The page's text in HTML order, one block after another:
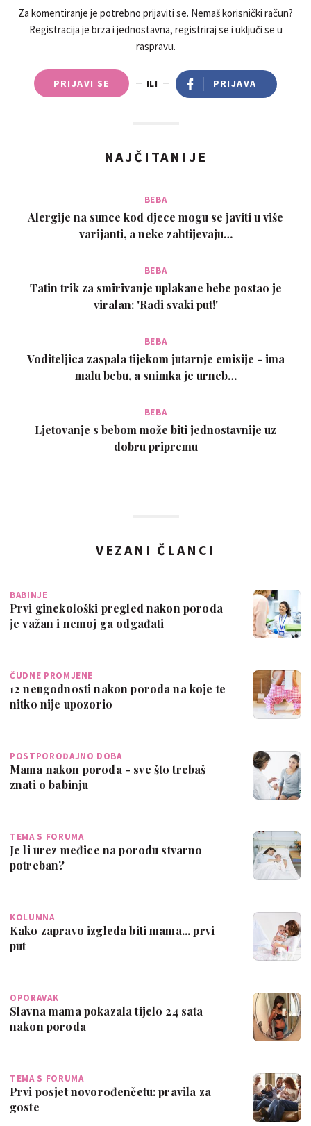
Za komentiranje je potrebno prijaviti se. Nemaš korisnički račun?
Registracija je brza i jednostavna, registriraj se i uključi se u
raspravu.
PRIJAVI SE ILI PRIJAVA
NAJČITANIJE
BEBA
Alergije na sunce kod djece mogu se javiti u više
varijanti, a neke zahtijevaju…
BEBA
Tatin trik za smirivanje uplakane bebe postao je
viralan: 'Radi svaki put!'
BEBA
Voditeljica zaspala tijekom jutarnje emisije - ima
malu bebu, a snimka je urneb…
BEBA
Ljetovanje s bebom može biti jednostavnije uz
dobru pripremu
VEZANI ČLANCI
BABINJE
Prvi ginekološki pregled nakon poroda
je važan i nemoj ga odgađati
ČUDNE PROMJENE
12 neugodnosti nakon poroda na koje te
nitko nije upozorio
POSTPOROĐAJNO DOBA
Mama nakon poroda - sve što trebaš
znati o babinju
TEMA S FORUMA
Je li urez međice na porodu stvarno
potreban?
KOLUMNA
Kako zapravo izgleda biti mama... prvi
put
OPORAVAK
Slavna mama pokazala tijelo 24 sata
nakon poroda
TEMA S FORUMA
Prvi posjet novorođenčetu: pravila za
goste